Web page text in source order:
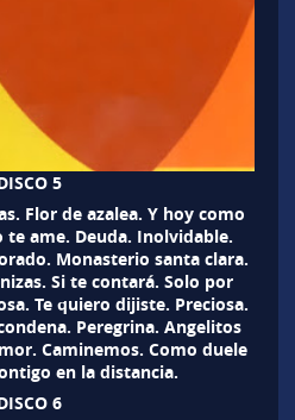
5
Flor de azalea. Y hoy como
te ame. Deuda. Inolvidable.
Monasterio santa clara.
Si te contará. Solo por
Te quiero dijiste. Preciosa.
Peregrina. Angelitos
Caminemos. Como duele
en la distancia.
6